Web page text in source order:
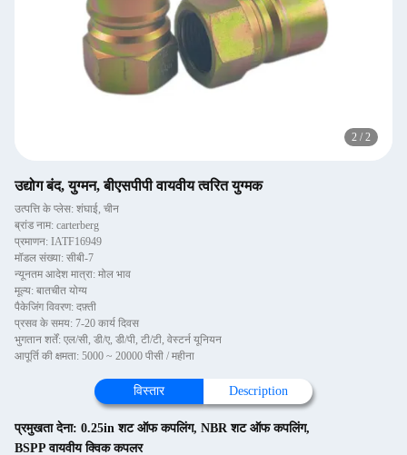
2 / 2
उद्योग बंद, युग्मन, बीएसपीपी वायवीय त्वरित युग्मक
उत्पत्ति के प्लेस: शंघाई, चीन
ब्रांड नाम: carterberg
प्रमाणन: IATF16949
मॉडल संख्या: सीबी-7
न्यूनतम आदेश मात्रा: मोल भाव
मूल्य: बातचीत योग्य
पैकेजिंग विवरण: दफ़्ती
प्रसव के समय: 7-20 कार्य दिवस
भुगतान शर्तें: एल/सी, डी/ए, डी/पी, टी/टी, वेस्टर्न यूनियन
आपूर्ति की क्षमता: 5000 ~ 20000 पीसी / महीना
विस्तार Description
प्रमुखता देना: 0.25in शट ऑफ कपलिंग, NBR शट ऑफ कपलिंग,
BSPP वायवीय क्विक कपलर